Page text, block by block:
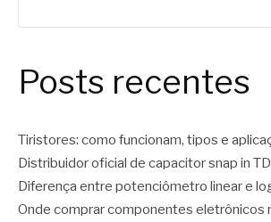
Posts recentes
Tiristores: como funcionam, tipos e
Distribuidor oficial de capacitor snap in
Diferença entre potenciômetro linear e
Onde comprar componentes eletrônicos